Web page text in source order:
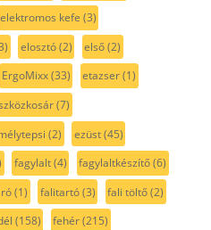
elektromos kefe (3)
elosztó(2) első(2)
ErgoMixx(33) etazser(1)
(7)
(2) ezüst(45)
fagylalt(4) fagylaltkészítő(6)
(1) falitartó(3) fali töltő(2)
(158) fehér(215)